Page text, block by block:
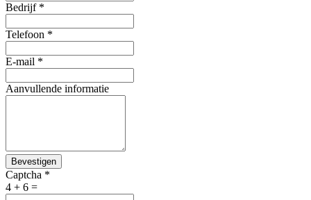
Bedrijf *
Telefoon *
E-mail *
Aanvullende informatie
Bevestigen
Captcha *
4 + 6 =